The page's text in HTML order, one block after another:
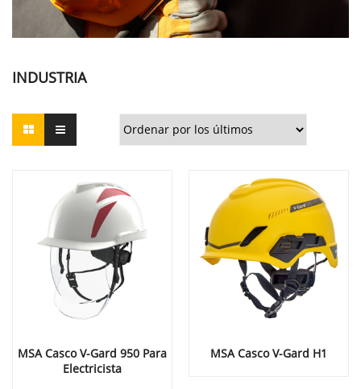
INDUSTRIA
MSA Casco V-Gard 950 Para
Electricista
MSA Casco V-Gard H1